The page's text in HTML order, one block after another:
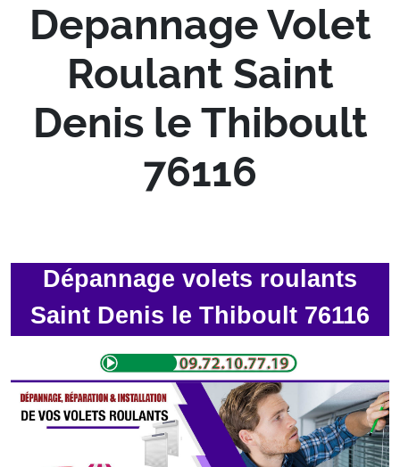
Depannage Volet
Roulant Saint
Denis le Thiboult
76116
Dépannage volets roulants
Saint Denis le Thiboult 76116